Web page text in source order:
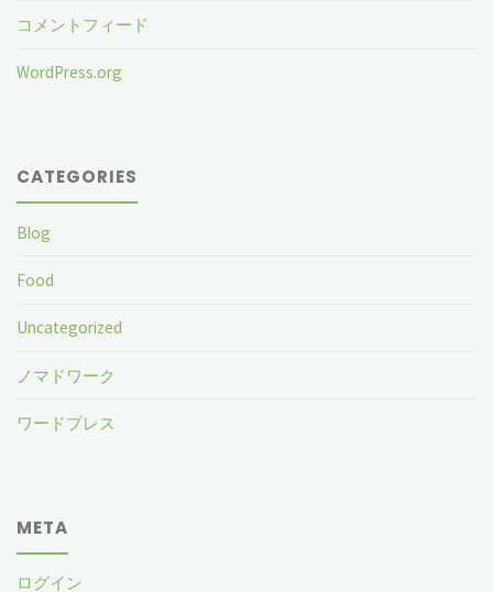
コメントフィード
WordPress.org
CATEGORIES
Blog
Food
Uncategorized
ノマドワーク
ワードプレス
META
ログイン